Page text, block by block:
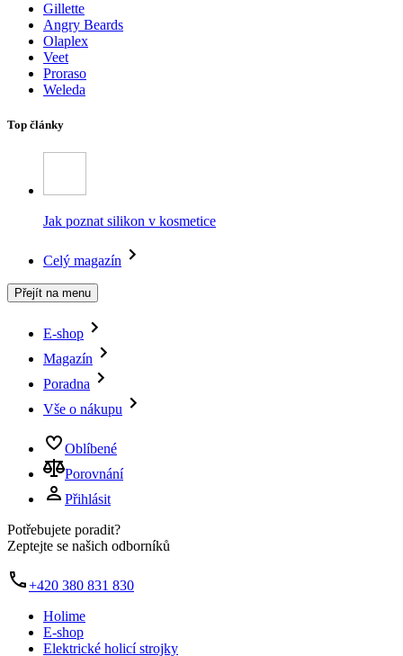
Gillette
Angry Beards
Olaplex
Veet
Proraso
Weleda
Top články
Jak poznat silikon v kosmetice
Celý magazín
Přejít na menu
E-shop
Magazín
Poradna
Vše o nákupu
Oblíbené
Porovnání
Přihlásit
Potřebujete poradit?
Zeptejte se našich odborníků
+420 380 831 830
Holime
E-shop
Elektrické holicí strojky